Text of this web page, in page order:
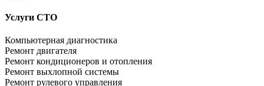
Услуги СТО
Компьютерная диагностика
Ремонт двигателя
Ремонт кондиционеров и отопления
Ремонт выхлопной системы
Ремонт рулевого управления